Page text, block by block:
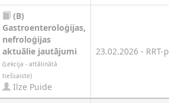
(B)
Gastroenteroloģijas,
nefroloģijas
aktuālie jautājumi
(Lekcija - attālinātā
tiešsaiste)
Ilze Puide
23.02.2026 -